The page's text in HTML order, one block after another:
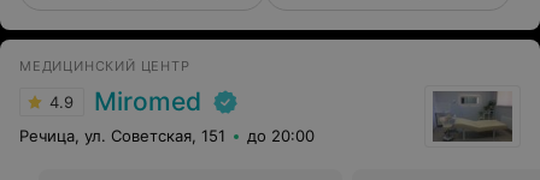
МЕДИЦИНСКИЙ ЦЕНТР
4.9 Miromed
Речица, ул. Советская, 151 до 20:00